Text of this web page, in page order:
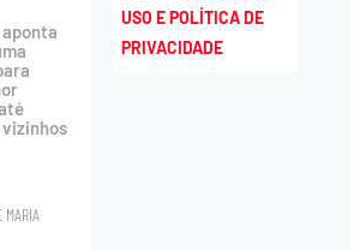
vizinhos
MARIA
USO E POLÍTICA DE
PRIVACIDADE